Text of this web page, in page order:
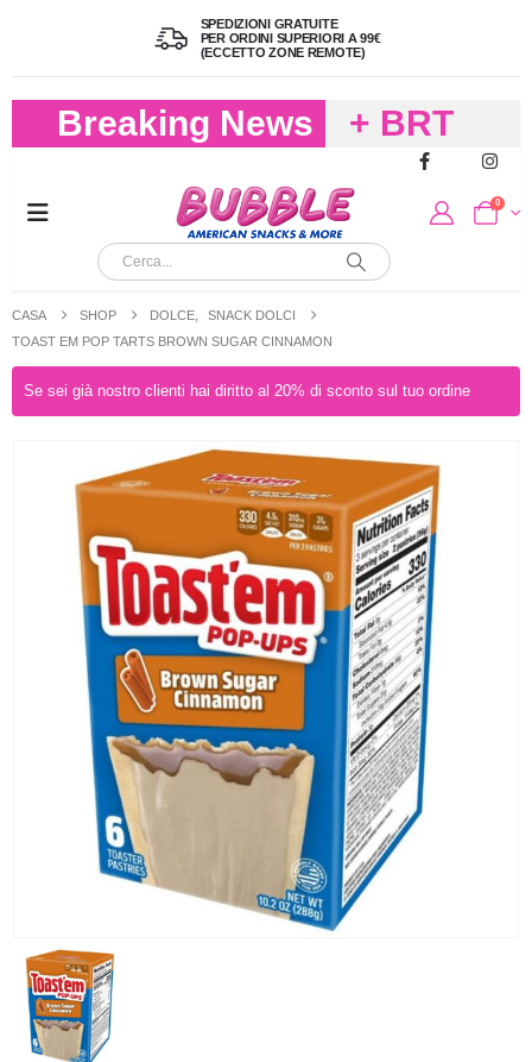
SPEDIZIONI GRATUITE
PER ORDINI SUPERIORI A 99€
(ECCETTO ZONE REMOTE)
Breaking News
+ BRT
FREDDO
PER
E
A 19,90
(FINO A 4,9
KG) –
CONSEGNA
IN 24/48
ORE AD
ECCEZIONE
DI ALCUNE
AREE
REMOTE
0
CASA SHOP DOLCE
SNACK DOLCI
TOAST EM POP TARTS BROWN SUGAR CINNAMON
Se sei già nostro clienti hai diritto al 20% di sconto sul tuo ordine